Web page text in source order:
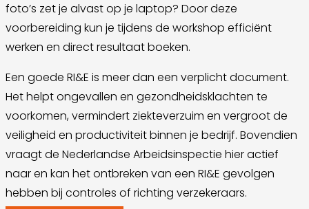
foto’s zet je alvast op je laptop? Door deze
voorbereiding kun je tijdens de workshop efficiënt
werken en direct resultaat boeken.
Een goede RI&E is meer dan een verplicht document.
Het helpt ongevallen en gezondheidsklachten te
voorkomen, vermindert ziekteverzuim en vergroot de
veiligheid en productiviteit binnen je bedrijf. Bovendien
vraagt de Nederlandse Arbeidsinspectie hier actief
naar en kan het ontbreken van een RI&E gevolgen
hebben bij controles of richting verzekeraars.